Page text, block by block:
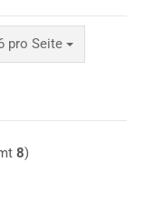
pro Seite
Seite
8)